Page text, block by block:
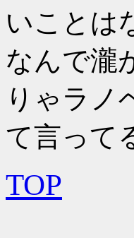
いことは
なんで瀧
りゃラノ
て言って
TOP